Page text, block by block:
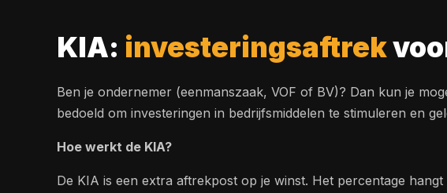
KIA: investeringsaftrek
Ben je ondernemer (eenmanszaak, VOF of BV)? Dan kun je
bedoeld om investeringen in bedrijfsmiddelen te stimuleren en
Hoe werkt de KIA?
De KIA is een extra aftrekpost op je winst. Het percentage hangt